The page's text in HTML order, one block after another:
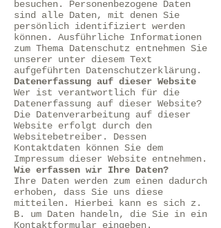
besuchen. Personenbezogene Daten
sind alle Daten, mit denen Sie
persönlich identifiziert werden
können. Ausführliche Informationen
zum Thema Datenschutz entnehmen Sie
unserer unter diesem Text
aufgeführten Datenschutzerklärung.
Datenerfassung auf dieser Website
Wer ist verantwortlich für die
Datenerfassung auf dieser Website?
Die Datenverarbeitung auf dieser
Website erfolgt durch den
Websitebetreiber. Dessen
Kontaktdaten können Sie dem
Impressum dieser Website entnehmen.
Wie erfassen wir Ihre Daten?
Ihre Daten werden zum einen dadurch
erhoben, dass Sie uns diese
mitteilen. Hierbei kann es sich z.
B. um Daten handeln, die Sie in ein
Kontaktformular eingeben.